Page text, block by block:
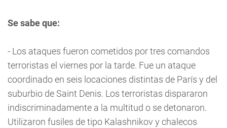
Se sabe que:
- Los ataques fueron cometidos por tres comandos
terroristas el viernes por la tarde. Fue un ataque
coordinado en seis locaciones distintas de París y del
suburbio de Saint Denis. Los terroristas dispararon
indiscriminadamente a la multitud o se detonaron.
Utilizaron fusiles de tipo Kalashnikov y chalecos